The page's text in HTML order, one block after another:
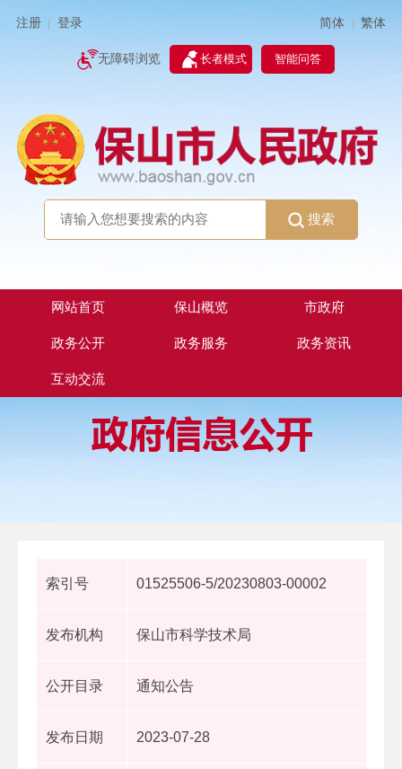
注册 登录 简体 | 繁体
无障碍浏览 长者模式 智能问答
搜索
网站首页 保山概览 市政府
政务公开 政务服务 政务资讯
互动交流
索引号 01525506-5/20230803-00002
发布机构 保山市科学技术局
公开目录 通知公告
发布日期 2023-07-28